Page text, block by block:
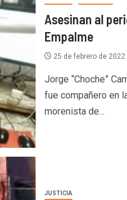
Asesinan al
Empalme
25 de febrero de 2022
Jorge “Choche”
fue compañero en
morenista de...
JUSTICIA